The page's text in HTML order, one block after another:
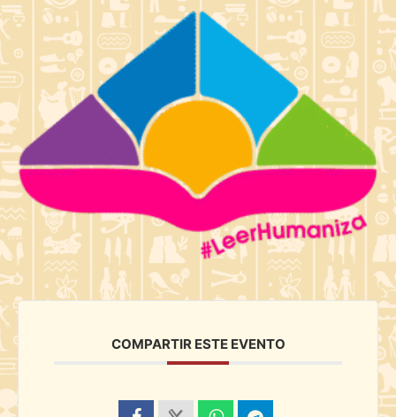
COMPARTIR ESTE EVENTO